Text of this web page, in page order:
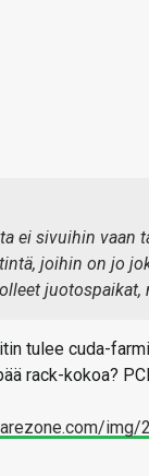
ei sivuihin vaan
joihin on jo
juotospaikat,
tulee cuda-
rack-kokoa?
img/